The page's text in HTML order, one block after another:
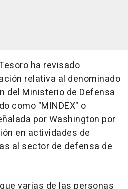
ha revisado
relativa al denominado
del Ministerio de Defensa
como "MINDEX" o
por Washington por
en actividades de
al sector de defensa de
varias de las personas